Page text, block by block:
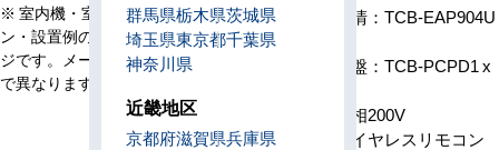
※ 室内機・室外機・リモコ
ン・設置例の画像はイメー
ジです。メーカー、機種等
で異なります。
空清：TCB-EAP904U
基盤：TCB-PCPD1 x
単相200V
リモコン
ワイヤレスリモコン
群馬県栃木県茨城県
埼玉県東京都千葉県
神奈川県
近畿地区
京都府滋賀県兵庫県